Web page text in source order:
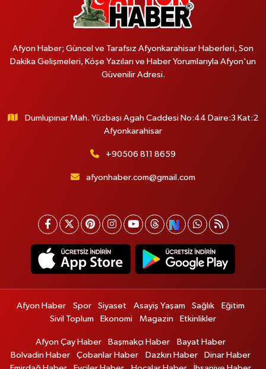
Afyon Haber; Güncel ve Tarafsız Afyonkarahisar Haberleri, Son
Dakika Gelişmeleri, Köşe Yazıları ve Haber Yorumlarıyla Afyon'un
Güvenilir Adresi.
Dumlupınar Mah. Yüzbaşı Agah Caddesi No:44 Daire:3 Kat:2
Afyonkarahisar
+90506 811 8659
afyonhaber.com@gmail.com
Afyon Haber Spor Siyaset Asayiş Yaşam Sağlık
Eğitim
Sivil Toplum
Ekonomi Magazin Etkinlikler
Afyon Çay Haber Başmakçı Haber
Bayat Haber
Bolvadin Haber
Çobanlar Haber Dazkırı Haber
Dinar Haber